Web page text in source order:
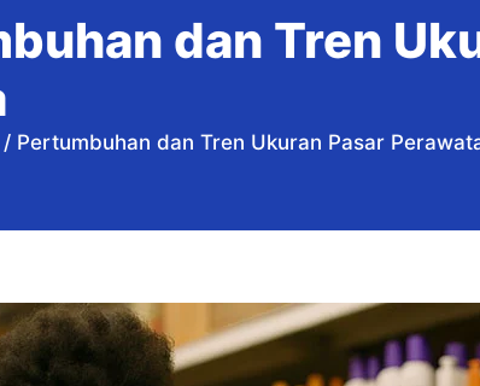
dan Tren
/ Pertumbuhan dan Tren Ukuran Pasar